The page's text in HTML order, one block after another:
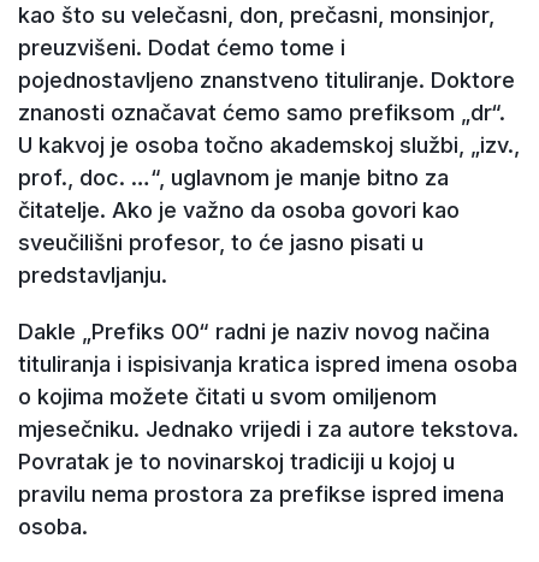
kao što su velečasni, don, prečasni, monsinjor,
preuzvišeni. Dodat ćemo tome i
pojednostavljeno znanstveno tituliranje. Doktore
znanosti označavat ćemo samo prefiksom „dr“.
U kakvoj je osoba točno akademskoj službi, „izv.,
prof., doc. …“, uglavnom je manje bitno za
čitatelje. Ako je važno da osoba govori kao
sveučilišni profesor, to će jasno pisati u
predstavljanju.
Dakle „Prefiks 00“ radni je naziv novog načina
tituliranja i ispisivanja kratica ispred imena osoba
o kojima možete čitati u svom omiljenom
mjesečniku. Jednako vrijedi i za autore tekstova.
Povratak je to novinarskoj tradiciji u kojoj u
pravilu nema prostora za prefikse ispred imena
osoba.